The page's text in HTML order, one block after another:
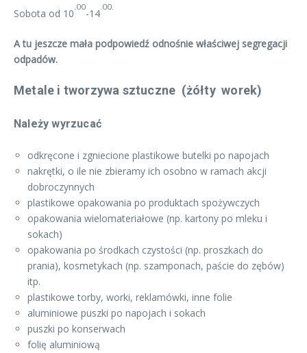
Sobota od 10
.00
-14
.00.
A tu jeszcze mała podpowiedź odnośnie właściwej segregacji
odpadów.
Metale i tworzywa sztuczne (żółty worek)
Należy wyrzucać
odkręcone i zgniecione plastikowe butelki po napojach
nakrętki, o ile nie zbieramy ich osobno w ramach akcji
dobroczynnych
plastikowe opakowania po produktach spożywczych
opakowania wielomateriałowe (np. kartony po mleku i
sokach)
opakowania po środkach czystości (np. proszkach do
prania), kosmetykach (np. szamponach, paście do zębów)
itp.
plastikowe torby, worki, reklamówki, inne folie
aluminiowe puszki po napojach i sokach
puszki po konserwach
folię aluminiową